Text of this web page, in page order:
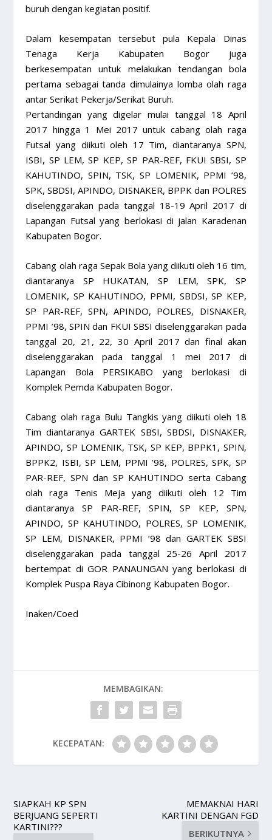
buruh dengan kegiatan positif.
Dalam kesempatan tersebut pula Kepala Dinas
Tenaga Kerja Kabupaten Bogor juga
berkesempatan untuk melakukan tendangan bola
pertama sebagai tanda dimulainya lomba olah raga
antar Serikat Pekerja/Serikat Buruh.
Pertandingan yang digelar mulai tanggal 18 April
2017 hingga 1 Mei 2017 untuk cabang olah raga
Futsal yang diikuti oleh 17 Tim, diantaranya SPN,
ISBI, SP LEM, SP KEP, SP PAR-REF, FKUI SBSI, SP
KAHUTINDO, SPIN, TSK, SP LOMENIK, PPMI ’98,
SPK, SBDSI, APINDO, DISNAKER, BPPK dan POLRES
diselenggarakan pada tanggal 18-19 April 2017 di
Lapangan Futsal yang berlokasi di jalan Karadenan
Kabupaten Bogor.
Cabang olah raga Sepak Bola yang diikuti oleh 16 tim,
diantaranya SP HUKATAN, SP LEM, SPK, SP
LOMENIK, SP KAHUTINDO, PPMI, SBDSI, SP KEP,
SP PAR-REF, SPN, APINDO, POLRES, DISNAKER,
PPMI ’98, SPIN dan FKUI SBSI diselenggarakan pada
tanggal 20, 21, 22, 30 April 2017 dan final akan
diselenggarakan pada tanggal 1 mei 2017 di
Lapangan Bola PERSIKABO yang berlokasi di
Komplek Pemda Kabupaten Bogor.
Cabang olah raga Bulu Tangkis yang diikuti oleh 18
Tim diantaranya GARTEK SBSI, SBDSI, DISNAKER,
APINDO, SP LOMENIK, TSK, SP KEP, BPPK1, SPIN,
BPPK2, ISBI, SP LEM, PPMI ’98, POLRES, SPK, SP
PAR-REF, SPN dan SP KAHUTINDO serta Cabang
olah raga Tenis Meja yang diikuti oleh 12 Tim
diantaranya SP PAR-REF, SPIN, SP KEP, SPN,
APINDO, SP KAHUTINDO, POLRES, SP LOMENIK,
SP LEM, DISNAKER, PPMI ’98 dan GARTEK SBSI
diselenggarakan pada tanggal 25-26 April 2017
bertempat di GOR PANAUNGAN yang berlokasi di
Komplek Puspa Raya Cibinong Kabupaten Bogor.
Inaken/Coed
MEMBAGIKAN:
KECEPATAN:
SIAPKAH KP SPN
BERJUANG SEPERTI
KARTINI???
MEMAKNAI HARI
KARTINI DENGAN FGD
BERIKUTNYA